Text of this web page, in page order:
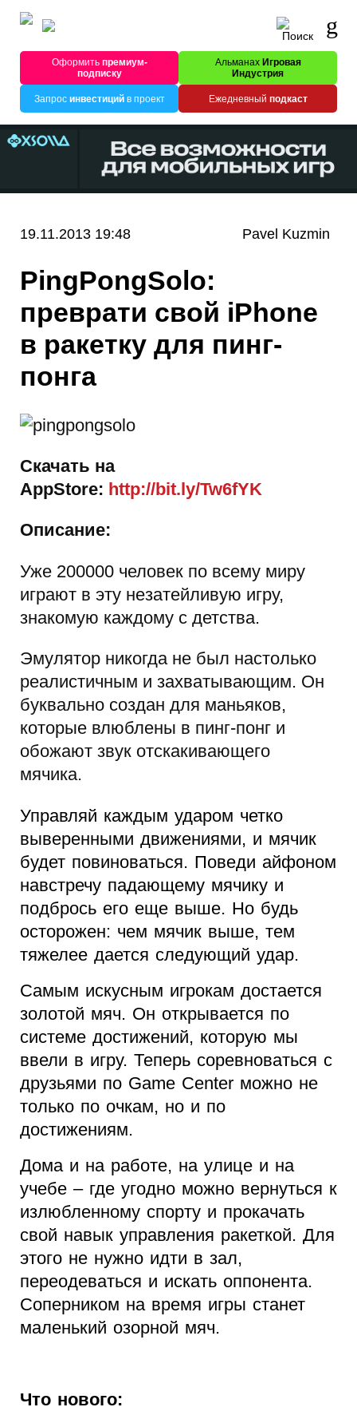
Оформитьпремиум-
подписку
Альманах Игровая
Индустрия
Запрос инвестицийв проект Ежедневный подкаст
19.11.2013 19:48 Pavel Kuzmin
PingPongSolo:
преврати свой iPhone
в ракетку для пинг-
понга
Скачать на
AppStore: http://bit.ly/Tw6fYK
Описание:
Уже 200000 человек по всему миру
играют в эту незатейливую игру,
знакомую каждому с детства.
Эмулятор никогда не был настолько
реалистичным и захватывающим. Он
буквально создан для маньяков,
которые влюблены в пинг-понг и
обожают звук отскакивающего
мячика.
Управляй каждым ударом четко
выверенными движениями, и мячик
будет повиноваться. Поведи айфоном
навстречу падающему мячику и
подбрось его еще выше. Но будь
осторожен: чем мячик выше, тем
тяжелее дается следующий удар.
Самым искусным игрокам достается
золотой мяч. Он открывается по
системе достижений, которую мы
ввели в игру. Теперь соревноваться с
друзьями по Game Center можно не
только по очкам, но и по
достижениям.
Дома и на работе, на улице и на
учебе – где угодно можно вернуться к
излюбленному спорту и прокачать
свой навык управления ракеткой. Для
этого не нужно идти в зал,
переодеваться и искать оппонента.
Соперником на время игры станет
маленький озорной мяч.
Что нового: